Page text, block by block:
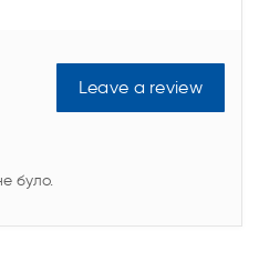
Leave a review
було.